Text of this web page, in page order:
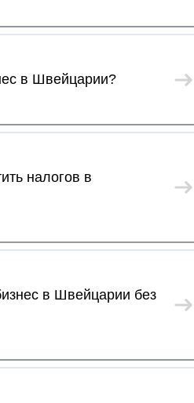
в Швейцарии?
налогов в
в Швейцарии без